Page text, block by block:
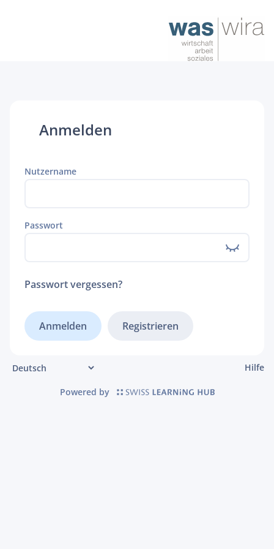
Anmelden
Nutzername
Passwort
Passwort vergessen?
Registrieren
Hilfe
Powered by